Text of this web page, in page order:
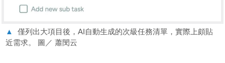
▲
僅列出大項目後，AI自動生成的次級任務清單，實際上頗貼
近需求。 圖／ 蕭閔云